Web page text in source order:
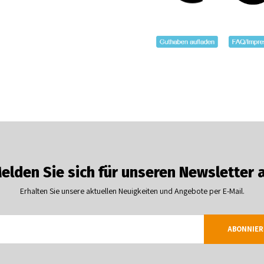
Sie sich für unseren Newsletter
Erhalten Sie unsere aktuellen Neuigkeiten und Angebote per E-Mail.